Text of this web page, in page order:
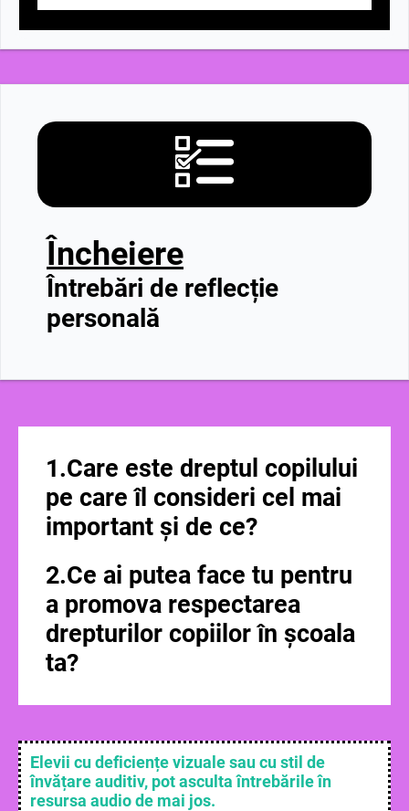
Încheiere
Întrebări de reflecție
personală
1.Care este dreptul copilului
pe care îl consideri cel mai
important și de ce?
2.Ce ai putea face tu pentru
a promova respectarea
drepturilor copiilor în școala
ta?
Elevii cu deficiențe vizuale sau cu stil de
învățare auditiv, pot asculta întrebările în
resursa audio de mai jos.